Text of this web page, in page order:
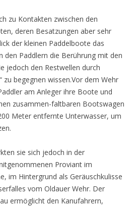
zu Kontakten zwischen den
deren Besatzungen aber sehr
der kleinen Paddelboote das
den Paddlern die Berührung mit den
jedoch den Restwellen durch
zu begegnen wissen.Vor dem Wehr
am Anleger ihre Boote und
zusammen-faltbaren Bootswagen
Meter entfernte Unterwasser, um
sie sich jedoch in der
Proviant im
im Hintergrund als Geräuschkulisse
vom Oldauer Wehr. Der
ermöglicht den Kanufahrern,